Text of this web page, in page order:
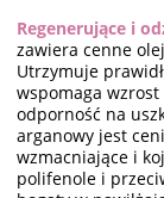
Regenerujące i
zawiera cenne
Utrzymuje
wspomaga wzrost
odporność na
arganowy jest
wzmacniające i
polifenole i